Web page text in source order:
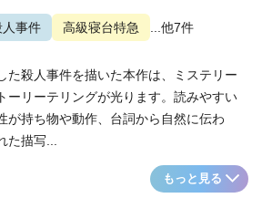
人事件 高級寝台特急 ...他7件
た殺人事件を描いた本作は、ミステリー
ーリーテリングが光ります。読みやすい
が持ち物や動作、台詞から自然に伝わ
た描写...
もっと見る